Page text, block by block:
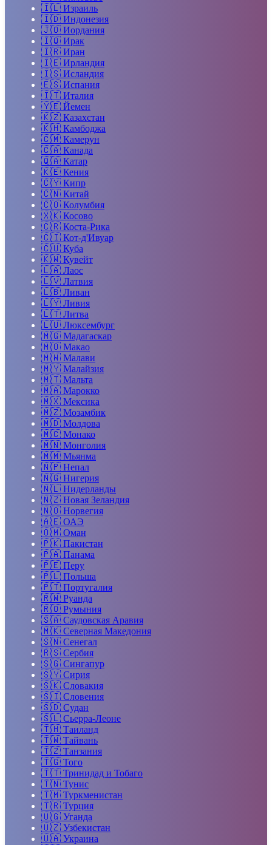
🇮🇱 Израиль
🇮🇩 Индонезия
🇯🇴 Иордания
🇮🇶 Ирак
🇮🇷 Иран
🇮🇪 Ирландия
🇮🇸 Исландия
🇪🇸 Испания
🇮🇹 Италия
🇾🇪 Йемен
🇰🇿 Казахстан
🇰🇭 Камбоджа
🇨🇲 Камерун
🇨🇦 Канада
🇶🇦 Катар
🇰🇪 Кения
🇨🇾 Кипр
🇨🇳 Китай
🇨🇴 Колумбия
🇽🇰 Косово
🇨🇷 Коста-Рика
🇨🇮 Кот-д'Ивуар
🇨🇺 Куба
🇰🇼 Кувейт
🇱🇦 Лаос
🇱🇻 Латвия
🇱🇧 Ливан
🇱🇾 Ливия
🇱🇹 Литва
🇱🇺 Люксембург
🇲🇬 Мадагаскар
🇲🇴 Макао
🇲🇼 Малави
🇲🇾 Малайзия
🇲🇹 Мальта
🇲🇦 Марокко
🇲🇽 Мексика
🇲🇿 Мозамбик
🇲🇩 Молдова
🇲🇨 Монако
🇲🇳 Монголия
🇲🇲 Мьянма
🇳🇵 Непал
🇳🇬 Нигерия
🇳🇱 Нидерланды
🇳🇿 Новая Зеландия
🇳🇴 Норвегия
🇦🇪 ОАЭ
🇴🇲 Оман
🇵🇰 Пакистан
🇵🇦 Панама
🇵🇪 Перу
🇵🇱 Польша
🇵🇹 Португалия
🇷🇼 Руанда
🇷🇴 Румыния
🇸🇦 Саудовская Аравия
🇲🇰 Северная Македония
🇸🇳 Сенегал
🇷🇸 Сербия
🇸🇬 Сингапур
🇸🇾 Сирия
🇸🇰 Словакия
🇸🇮 Словения
🇸🇩 Судан
🇸🇱 Сьерра-Леоне
🇹🇭 Таиланд
🇹🇼 Тайвань
🇹🇿 Танзания
🇹🇬 Того
🇹🇹 Тринидад и Тобаго
🇹🇳 Тунис
🇹🇲 Туркменистан
🇹🇷 Турция
🇺🇬 Уганда
🇺🇿 Узбекистан
🇺🇦 Украина